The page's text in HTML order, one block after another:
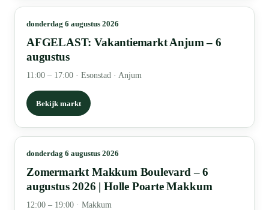
donderdag 6 augustus 2026
AFGELAST: Vakantiemarkt Anjum – 6
augustus
11:00 – 17:00 · Esonstad · Anjum
Bekijk markt
donderdag 6 augustus 2026
Zomermarkt Makkum Boulevard – 6
augustus 2026 | Holle Poarte Makkum
12:00 – 19:00 · Makkum